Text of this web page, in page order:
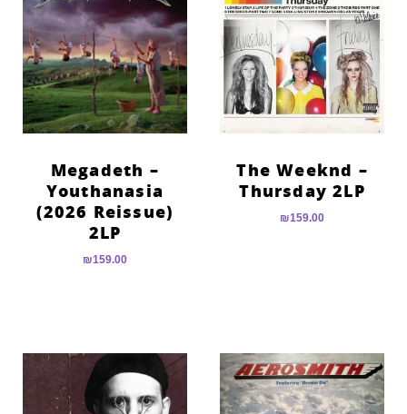
The Weeknd –
Thursday 2LP
₪159.00
Megadeth –
Youthanasia
(2026 Reissue)
2LP
₪159.00